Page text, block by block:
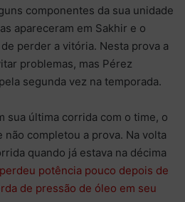
componentes da sua unidade
apareceram em Sakhir e o
perder a vitória. Nesta prova a
problemas, mas Pérez
segunda vez na temporada.
sua última corrida com o time, o
completou a prova. Na volta
quando já estava na décima
potência pouco depois de
de pressão de óleo em seu